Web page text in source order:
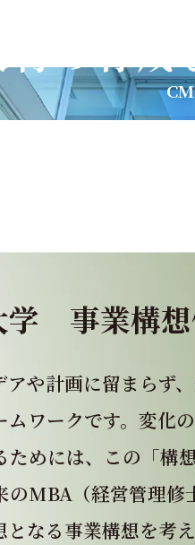
材の育成
学 事業構
や計画に留まらず
ワークです。変化
めには、この「構
のMBA（経営管理修
となる事業構想を考